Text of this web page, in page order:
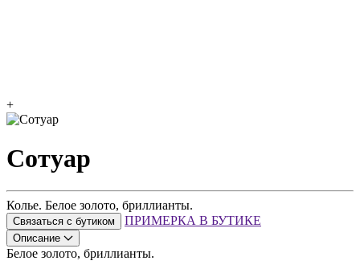
+
Сотуар
Колье. Белое золото, бриллианты.
Связаться с бутиком ПРИМЕРКА В БУТИКЕ
Описание
Белое золото, бриллианты.